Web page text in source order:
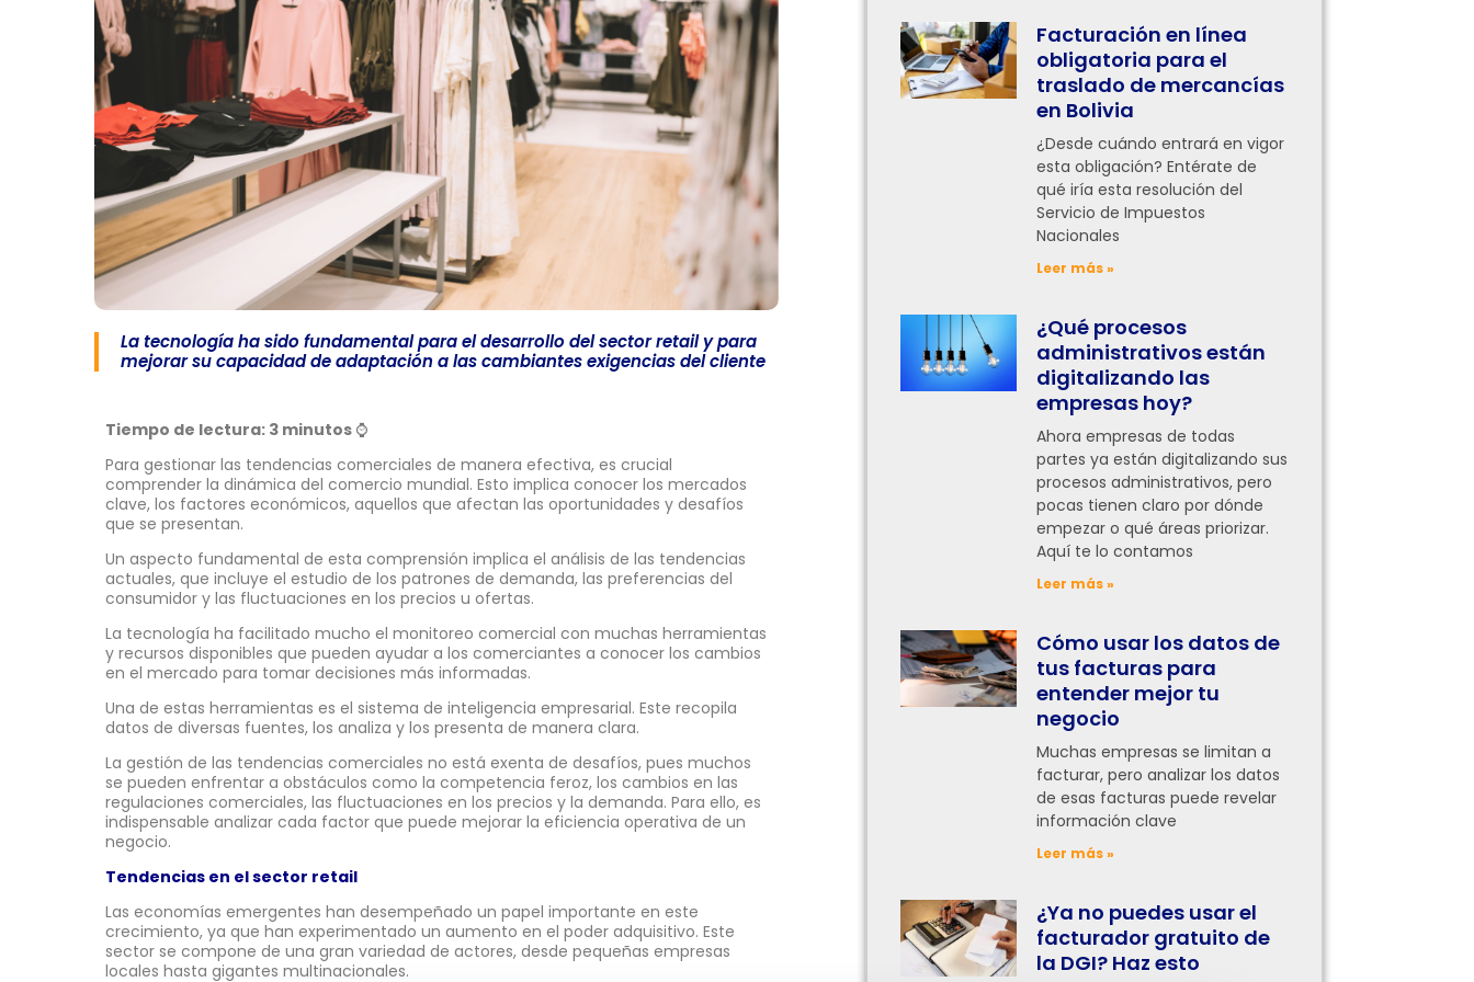
La tecnología ha sido fundamental para el desarrollo del sector retail y para
mejorar su capacidad de adaptación a las cambiantes exigencias del cliente
Tiempo de lectura: 3 minutos ⌚
Para gestionar las tendencias comerciales de manera efectiva, es crucial
comprender la dinámica del comercio mundial. Esto implica conocer los mercados
clave, los factores económicos, aquellos que afectan las oportunidades y desafíos
que se presentan.
Un aspecto fundamental de esta comprensión implica el análisis de las tendencias
actuales, que incluye el estudio de los patrones de demanda, las preferencias del
consumidor y las fluctuaciones en los precios u ofertas.
La tecnología ha facilitado mucho el monitoreo comercial con muchas herramientas
y recursos disponibles que pueden ayudar a los comerciantes a conocer los cambios
en el mercado para tomar decisiones más informadas.
Una de estas herramientas es el sistema de inteligencia empresarial. Este recopila
datos de diversas fuentes, los analiza y los presenta de manera clara.
La gestión de las tendencias comerciales no está exenta de desafíos, pues muchos
se pueden enfrentar a obstáculos como la competencia feroz, los cambios en las
regulaciones comerciales, las fluctuaciones en los precios y la demanda. Para ello, es
indispensable analizar cada factor que puede mejorar la eficiencia operativa de un
negocio.
Tendencias en el sector retail
Las economías emergentes han desempeñado un papel importante en este
crecimiento, ya que han experimentado un aumento en el poder adquisitivo. Este
sector se compone de una gran variedad de actores, desde pequeñas empresas
locales hasta gigantes multinacionales.
Facturación en línea
obligatoria para el
traslado de mercancías
en Bolivia
¿Desde cuándo entrará en vigor
esta obligación? Entérate de
qué iría esta resolución del
Servicio de Impuestos
Nacionales
Leer más »
¿Qué procesos
administrativos están
digitalizando las
empresas hoy?
Ahora empresas de todas
partes ya están digitalizando sus
procesos administrativos, pero
pocas tienen claro por dónde
empezar o qué áreas priorizar.
Aquí te lo contamos
Leer más »
Cómo usar los datos de
tus facturas para
entender mejor tu
negocio
Muchas empresas se limitan a
facturar, pero analizar los datos
de esas facturas puede revelar
información clave
Leer más »
¿Ya no puedes usar el
facturador gratuito de
la DGI? Haz esto